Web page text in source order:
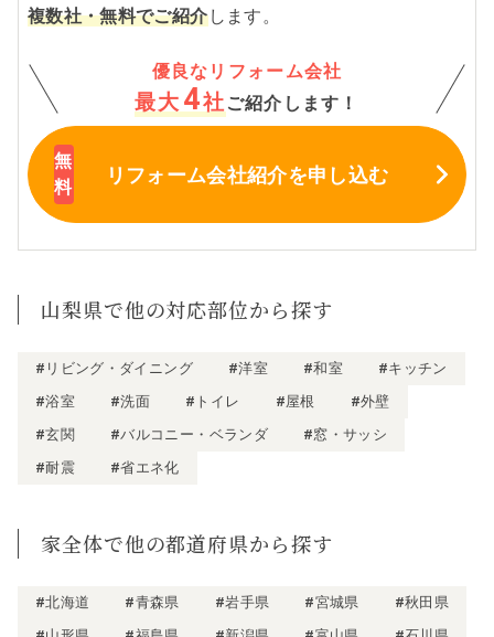
複数社・無料でご紹介します。
優良なリフォーム会社
最大 4社 ご紹介します！
リフォーム会社紹介を申し込む
山梨県で他の対応部位から探す
#リビング・ダイニング #洋室 #和室
#キッチン
#浴室
#洗面 #トイレ #屋根
#外壁
#玄関
#バルコニー・ベランダ
#窓・サッシ
#耐震
#省エネ化
家全体で他の都道府県から探す
#北海道 #青森県 #岩手県 #宮城県
#秋田県